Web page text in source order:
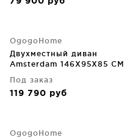
OgogoHome
Двухместный диван
Amsterdam 146X95X85 CM
Под заказ
119 790 руб
OgogoHome